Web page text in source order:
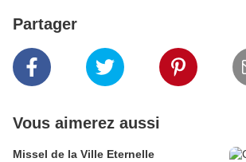
Partager
Vous aimerez aussi
Missel de la Ville Eternelle